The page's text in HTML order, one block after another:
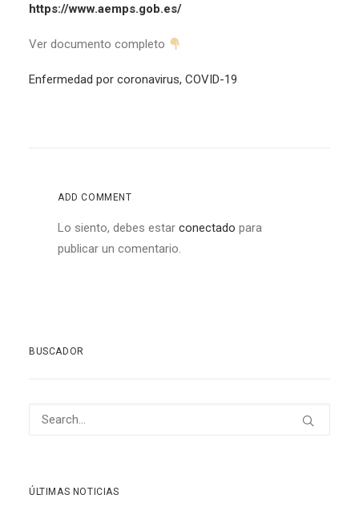
https://www.aemps.gob.es/
Ver documento completo
Enfermedad por coronavirus, COVID-19
ADD COMMENT
Lo siento, debes estar conectado para
publicar un comentario.
BUSCADOR
ÚLTIMAS NOTICIAS